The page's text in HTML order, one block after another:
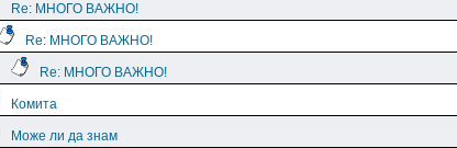
Re: МНОГО ВАЖНО!
Re: МНОГО ВАЖНО!
Re: МНОГО ВАЖНО!
Комита
Може ли да знам